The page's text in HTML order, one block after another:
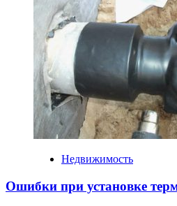
Недвижимость
Ошибки при установке